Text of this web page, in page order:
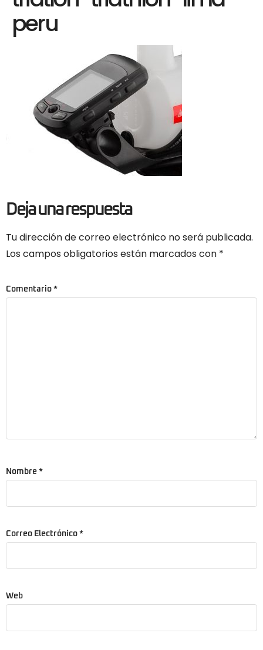
peru
Deja una respuesta
Tu dirección de correo electrónico no será publicada.
Los campos obligatorios están marcados con *
Comentario *
Nombre *
Correo Electrónico *
Web